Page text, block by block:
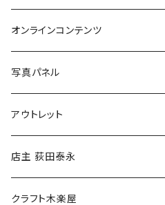
Tシャツ
バッグ
ブックカバー
マグカップ
傘
食料品
オンラインコンテンツ
冒険クロストーク
写真パネル
アウトレット
店主 荻田泰永
書籍
クラフト木楽屋